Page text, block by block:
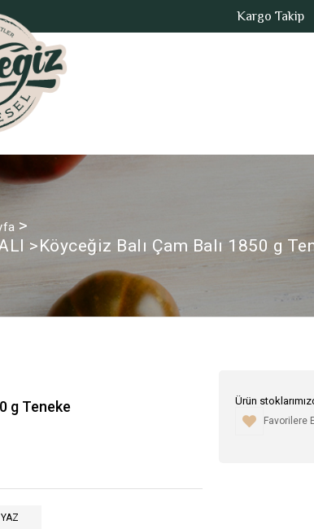
Kargo Takip
>
>Köyceğiz Balı Çam Balı 1850 g
g Teneke Ürün
Favorilere